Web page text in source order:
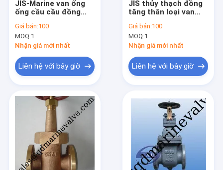
Sản phẩm
Về chúng tôi
Tham quan nhà máy
JIS-Marine van ống
ống cầu cầu đồng
Giá bán:100
MOQ:1
Nhận giá mới nhất
Liên hệ với bây giờ
JIS thủy thạch đồng
tăng thân loại van
10k
Giá bán:100
MOQ:1
Nhận giá mới nhất
Liên hệ với bây giờ